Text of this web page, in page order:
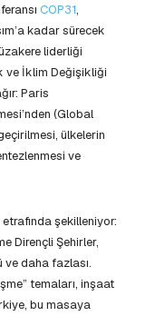
COP31,
kadar sürecek
liderliği
ve İklim Değişikliği
Paris
(Global
ülkelerin
ve
şekilleniyor:
Dirençli Şehirler,
ve daha fazlası.
temaları, inşaat
bu masaya